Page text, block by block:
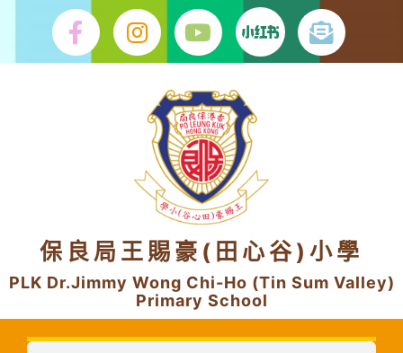
content
保良局王賜豪(田心谷)小學
PLK Dr.Jimmy Wong Chi-Ho (Tin Sum Valley)
Primary School